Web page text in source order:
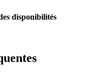
disponibilités